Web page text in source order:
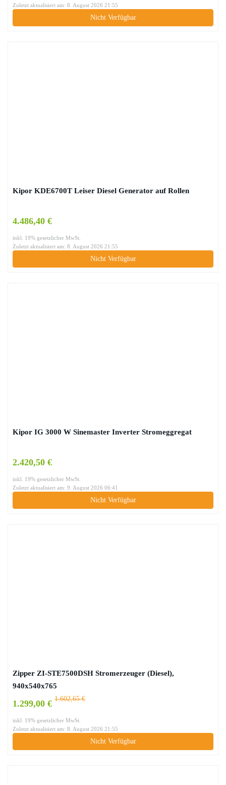
Zuletzt aktualisiert am: 8. August 2026 21:55
Nicht Verfügbar
Kipor KDE6700T Leiser Diesel Generator auf Rollen
4.486,40 €
inkl. 19% gesetzlicher MwSt.
Zuletzt aktualisiert am: 8. August 2026 21:55
Nicht Verfügbar
Kipor IG 3000 W Sinemaster Inverter Stromeggregat
2.420,50 €
inkl. 19% gesetzlicher MwSt.
Zuletzt aktualisiert am: 9. August 2026 06:41
Nicht Verfügbar
Zipper ZI-STE7500DSH Stromerzeuger (Diesel),
940x540x765
1.299,00 € 1.602,65 €
inkl. 19% gesetzlicher MwSt.
Zuletzt aktualisiert am: 8. August 2026 21:55
Nicht Verfügbar